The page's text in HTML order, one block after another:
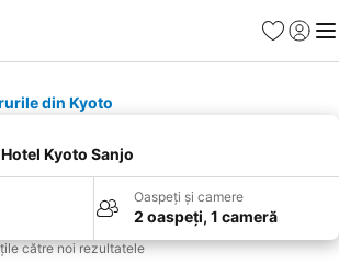
Favorite
din Kyoto
Kyoto Sanjo
Oaspeți și camere
2 oaspeți, 1 cameră
către noi rezultatele